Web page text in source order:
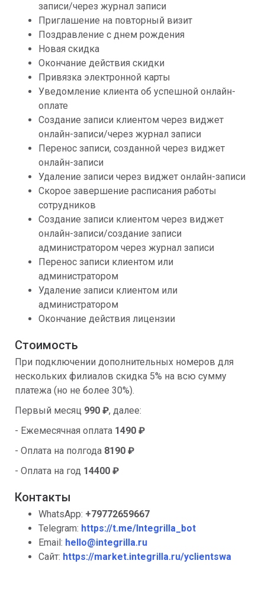
записи/через журнал записи
Приглашение на повторный визит
Поздравление с днем рождения
Новая скидка
Окончание действия скидки
Привязка электронной карты
Уведомление клиента об успешной онлайн-
оплате
Создание записи клиентом через виджет
онлайн-записи/через журнал записи
Перенос записи, созданной через виджет
онлайн-записи
Удаление записи через виджет онлайн-записи
Скорое завершение расписания работы
сотрудников
Создание записи клиентом через виджет
онлайн-записи/создание записи
администратором через журнал записи
Перенос записи клиентом или
администратором
Удаление записи клиентом или
администратором
Окончание действия лицензии
Стоимость
При подключении дополнительных номеров для
нескольких филиалов скидка 5% на всю сумму
платежа (но не более 30%).
Первый месяц 990 ₽, далее:
- Ежемесячная оплата 1490 ₽
- Оплата на полгода 8190 ₽
- Оплата на год 14400 ₽
Контакты
WhatsApp: +79772659667
Telegram: https://t.me/Integrilla_bot
Email: hello@integrilla.ru
Сайт: https://market.integrilla.ru/yclientswa